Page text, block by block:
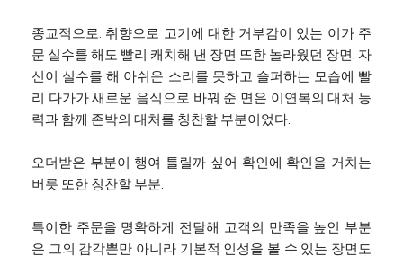
종교적으로. 취향으로 고기에 대한 거부감이 있는 이가 주
문 실수를 해도 빨리 캐치해 낸 장면 또한 놀라웠던 장면. 자
신이 실수를 해 아쉬운 소리를 못하고 슬퍼하는 모습에 빨
리 다가가 새로운 음식으로 바꿔 준 면은 이연복의 대처 능
력과 함께 존박의 대처를 칭찬할 부분이었다.
오더받은 부분이 행여 틀릴까 싶어 확인에 확인을 거치는
버릇 또한 칭찬할 부분.
특이한 주문을 명확하게 전달해 고객의 만족을 높인 부분
은 그의 감각뿐만 아니라 기본적 인성을 볼 수 있는 장면도